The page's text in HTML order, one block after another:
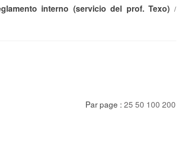
interno (servicio del prof. Texo) /
Par page : 25 50 100 200